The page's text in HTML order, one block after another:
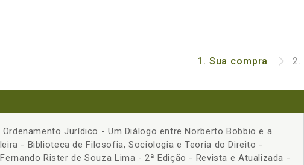
1. Sua compra 2.
Jurídico - Um Diálogo entre Norberto Bobbio e a
- Biblioteca de Filosofia, Sociologia e Teoria do Direito -
Rister de Souza Lima - 2ª Edição - Revista e Atualizada -
- +